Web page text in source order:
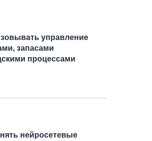
нейросетевые
управление
запасами
процессами